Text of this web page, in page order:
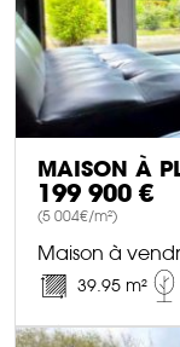
MAISON À
199 900 €
(5 004€/m²)
Maison à
39.95 m²
DÉCOUVRIR